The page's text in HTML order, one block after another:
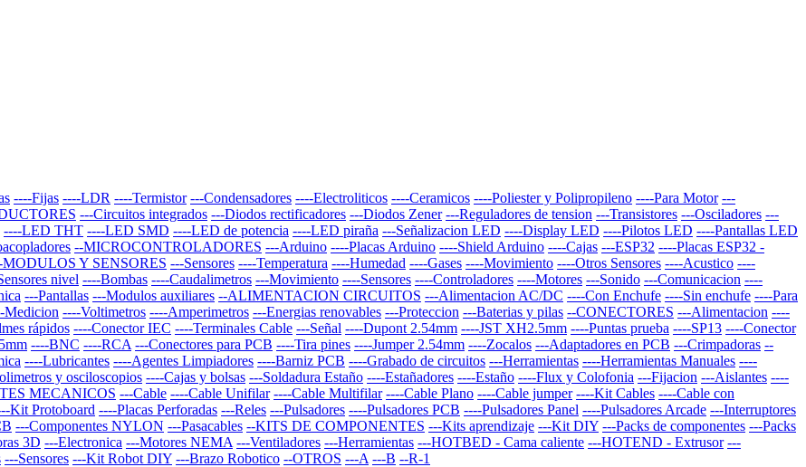
----Fijas ----LDR ----Termistor ---Condensadores ----Electroliticos ----Ceramicos ----Poliester y Polipropileno ----Para Motor ---
---Circuitos integrados ---Diodos rectificadores ---Diodos Zener ---Reguladores de tension ---Transistores ---Osciladores ---
----LED THT ----LED SMD ----LED de potencia ----LED piraña ---Señalizacion LED ----Display LED ----Pilotos LED ----Pantallas LED
--MICROCONTROLADORES ---Arduino ----Placas Arduino ----Shield Arduino ----Cajas ---ESP32 ----Placas ESP32 -
MODULOS Y SENSORES ---Sensores ----Temperatura ----Humedad ----Gases ----Movimiento ----Otros Sensores ----Acustico ----
nivel ----Bombas ----Caudalimetros ---Movimiento ----Sensores ----Controladores ----Motores ---Sonido ---Comunicacion ----
---Pantallas ---Modulos auxiliares --ALIMENTACION CIRCUITOS ---Alimentacion AC/DC ----Con Enchufe ----Sin enchufe ----Para
Medicion ----Voltimetros ----Amperimetros ---Energias renovables ---Proteccion ---Baterias y pilas --CONECTORES ---Alimentacion ----
rápidos ----Conector IEC ----Terminales Cable ---Señal ----Dupont 2.54mm ----JST XH2.5mm ----Puntas prueba ----SP13 ----Conector
----BNC ----RCA ---Conectores para PCB ----Tira pines ----Jumper 2.54mm ----Zocalos ---Adaptadores en PCB ---Crimpadoras --
----Lubricantes ----Agentes Limpiadores ----Barniz PCB ----Grabado de circuitos ---Herramientas ----Herramientas Manuales ----
y osciloscopios ----Cajas y bolsas ---Soldadura Estaño ----Estañadores ----Estaño ----Flux y Colofonia ---Fijacion ---Aislantes ----
MECANICOS ---Cable ----Cable Unifilar ----Cable Multifilar ----Cable Plano ----Cable jumper ----Kit Cables ----Cable con
Kit Protoboard ----Placas Perforadas ---Reles ---Pulsadores ----Pulsadores PCB ----Pulsadores Panel ----Pulsadores Arcade ---Interruptores
---Componentes NYLON ---Pasacables --KITS DE COMPONENTES ---Kits aprendizaje ---Kit DIY ---Packs de componentes ---Packs
3D ---Electronica ---Motores NEMA ---Ventiladores ---Herramientas ---HOTBED - Cama caliente ---HOTEND - Extrusor ---
---Sensores ---Kit Robot DIY ---Brazo Robotico --OTROS ---A ---B --R-1